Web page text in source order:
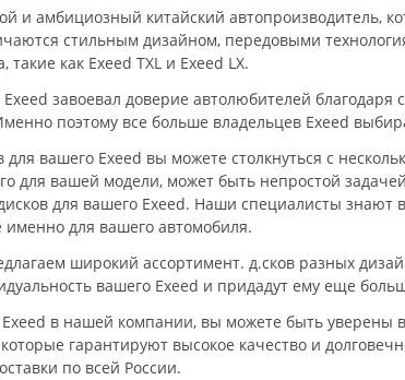
и амбициозный китайский автопроизводитель,
стильным дизайном, передовыми
такие как Exeed TXL и Exeed LX.
завоевал доверие автолюбителей
поэтому все больше владельцев Exeed
вашего Exeed вы можете столкнуться с
для вашей модели, может быть непростой
для вашего Exeed. Наши специалисты знают
для вашего автомобиля.
широкий ассортимент. д.сков разных
вашего Exeed и придадут ему еще
Exeed в нашей компании, вы можете быть
гарантируют высокое качество и
по всей России.